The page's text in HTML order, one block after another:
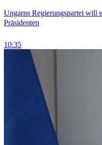
Ungarns Regierungspartei will
Präsidenten
10:35